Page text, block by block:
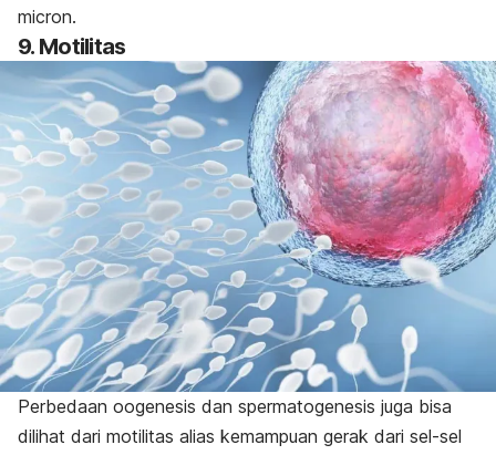
micron.
9. Motilitas
Perbedaan oogenesis dan spermatogenesis juga bisa
dilihat dari motilitas alias kemampuan gerak dari sel-sel